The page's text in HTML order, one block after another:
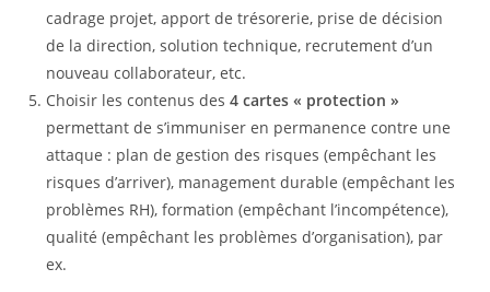
cadrage projet, apport de trésorerie, prise de décision
de la direction, solution technique, recrutement d’un
nouveau collaborateur, etc.
Choisir les contenus des4 cartes « protection »
permettant de s’immuniser en permanence contre une
attaque : plan de gestion des risques (empêchant les
risques d’arriver), management durable (empêchant les
problèmes RH), formation (empêchant l’incompétence),
qualité (empêchant les problèmes d’organisation), par
ex.